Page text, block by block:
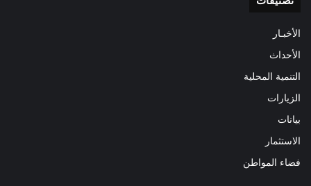
الأخبـار
الأحداث
التنمية المحلية
الزيارات
بيانات
الاستثمار
فضاء المواطن